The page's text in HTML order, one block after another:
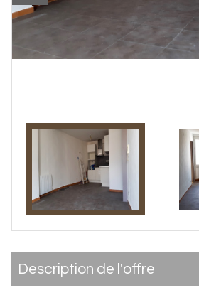
description de l'offre